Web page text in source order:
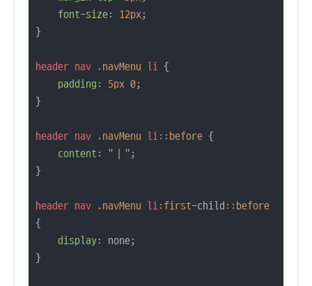
font-size: 12px;
}
header nav .navMenu li {
padding : 5px 0;
}
header nav .navMenu li::before {
content : "｜" ;
}
header nav .navMenu li:first-child ::before
{
display: none;
}